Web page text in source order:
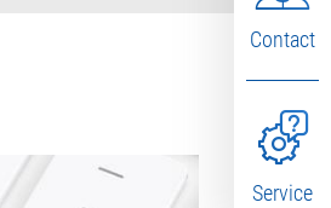
Contact
Service